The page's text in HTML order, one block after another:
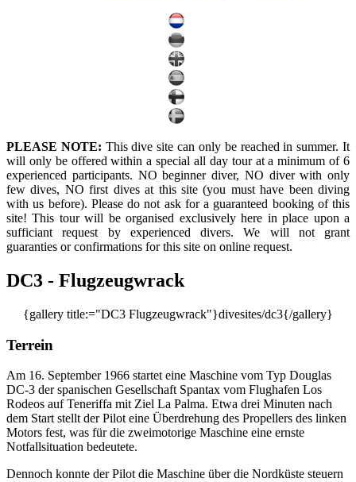
PLEASE NOTE: This dive site can only be reached in summer. It
will only be offered within a special all day tour at a minimum of 6
experienced participants. NO beginner diver, NO diver with only
few dives, NO first dives at this site (you must have been diving
with us before). Please do not ask for a guaranteed booking of this
site! This tour will be organised exclusively here in place upon a
sufficiant request by experienced divers. We will not grant
guaranties or confirmations for this site on online request.
DC3 - Flugzeugwrack
{gallery title:="DC3 Flugzeugwrack"}divesites/dc3{/gallery}
Terrein
Am 16. September 1966 startet eine Maschine vom Typ Douglas
DC-3 der spanischen Gesellschaft Spantax vom Flughafen Los
Rodeos auf Teneriffa mit Ziel La Palma. Etwa drei Minuten nach
dem Start stellt der Pilot eine Überdrehung des Propellers des linken
Motors fest, was für die zweimotorige Maschine eine ernste
Notfallsituation bedeutete.
Dennoch konnte der Pilot die Maschine über die Nordküste steuern